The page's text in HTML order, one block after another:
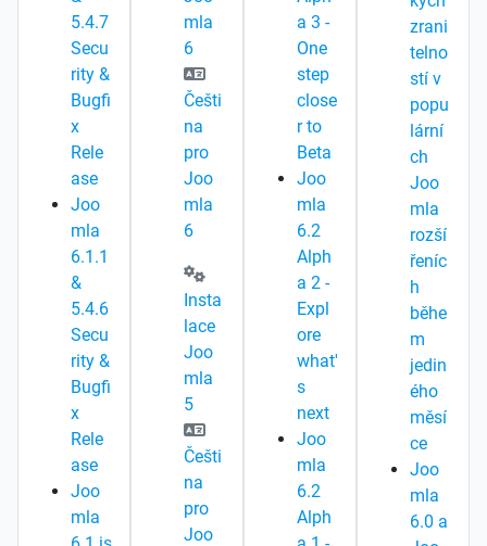
5.4.7
Secu
rity &
Bugfi
x
Rele
ase
Joo
mla
6.1.1
&
5.4.6
Secu
rity &
Bugfi
x
Rele
ase
Joo
mla
mla
6
Češti
na
pro
Joo
mla
6
Insta
lace
Joo
mla
5
Češti
na
pro
Joo
a 3 -
One
step
close
r to
Beta
Joo
mla
6.2
Alph
a 2 -
Expl
ore
what'
s
next
Joo
mla
6.2
Alph
zrani
telno
stí v
popu
lární
ch
Joo
mla
rozší
řeníc
h
běhe
m
jedin
ého
měsí
ce
Joo
mla
6.0 a